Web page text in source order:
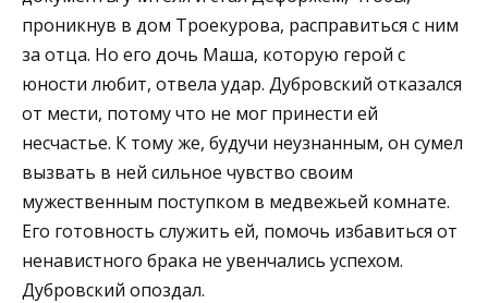
проникнув в дом Троекурова, расправиться с ним
за отца. Но его дочь Маша, которую герой с
юности любит, отвела удар. Дубровский отказался
от мести, потому что не мог принести ей
несчастье. К тому же, будучи неузнанным, он сумел
вызвать в ней сильное чувство своим
мужественным поступком в медвежьей комнате.
Его готовность служить ей, помочь избавиться от
ненавистного брака не увенчались успехом.
Дубровский опоздал.